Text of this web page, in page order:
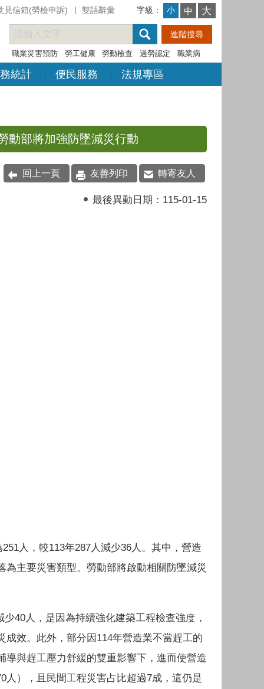
見信箱(勞檢申訴) 雙語辭彙 字級： 小 中 大
職業災害預防 勞工健康 勞動檢查 過勞認定 職業病
統計 便民服務 法規專區
動部將加強防墜減災行動
回上一頁 友善列印 轉寄友人
最後異動日期： 115-01-15
人，較113年287人減少36人。其中，營造
主要災害類型。勞動部將啟動相關防墜減災
40人，是因為持續強化建築工程檢查強度，
效。此外，部分因114年營造業不當趕工的
與趕工壓力舒緩的雙重影響下，進而使營造
），且民間工程災害占比超過7成，這仍是